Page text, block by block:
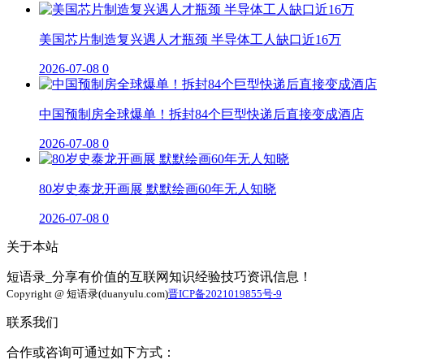
美国芯片制造复兴遇人才瓶颈 半导体工人缺口近16万
2026-07-08 0
中国预制房全球爆单！拆封84个巨型快递后直接变成酒店
2026-07-08 0
80岁史泰龙开画展 默默绘画60年无人知晓
2026-07-08 0
关于本站
短语录_分享有价值的互联网知识经验技巧资讯信息！
Copyright @ 短语录(duanyulu.com)晋ICP备2021019855号-9
联系我们
合作或咨询可通过如下方式：